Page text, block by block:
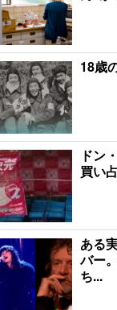
18歳
ドン
買い
ある
バー
ち...